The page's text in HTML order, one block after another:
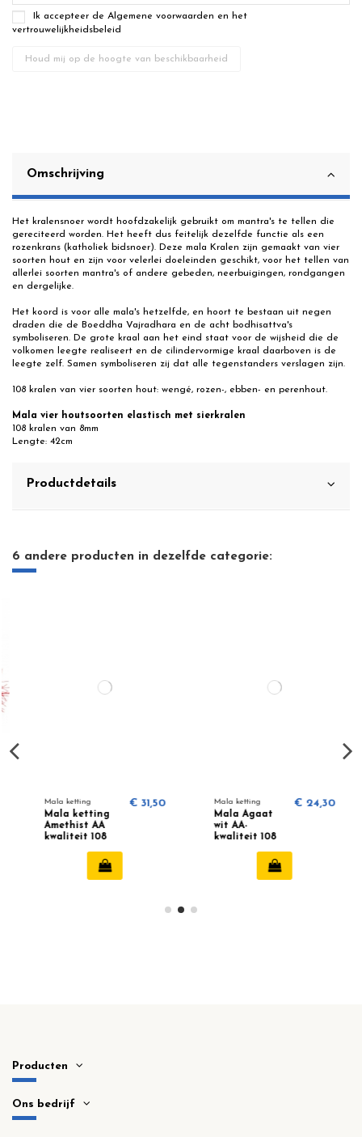
Ik accepteer de Algemene voorwaarden en het
vertrouwelijkheidsbeleid
Omschrijving
Het kralensnoer wordt hoofdzakelijk gebruikt om mantra's te tellen die
gereciteerd worden. Het heeft dus feitelijk dezelfde functie als een
rozenkrans (katholiek bidsnoer). Deze mala Kralen zijn gemaakt van vier
soorten hout en zijn voor velerlei doeleinden geschikt, voor het tellen van
allerlei soorten mantra's of andere gebeden, neerbuigingen, rondgangen
en dergelijke.
Het koord is voor alle mala's hetzelfde, en hoort te bestaan uit negen
draden die de Boeddha Vajradhara en de acht bodhisattva's
symboliseren. De grote kraal aan het eind staat voor de wijsheid die de
volkomen leegte realiseert en de cilindervormige kraal daarboven is de
leegte zelf. Samen symboliseren zij dat alle tegenstanders verslagen zijn.
108 kralen van vier soorten hout: wengé, rozen-, ebben- en perenhout.
Mala vier houtsoorten elastisch met sierkralen
108 kralen van 8mm
Lengte: 42cm
Productdetails
6 andere producten in dezelfde categorie:
Mala ketting
Mala ketting
Amethist AA
kwaliteit 108
€ 31,50 Mala ketting
Mala Agaat
wit AA-
kwaliteit 108
€ 24,30
Producten
Ons bedrijf